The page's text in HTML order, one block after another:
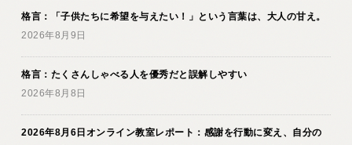
格言：「子供たちに希望を与えたい！」という言葉は、大人の甘え。
2026年8月9日
格言：たくさんしゃべる人を優秀だと誤解しやすい
2026年8月8日
2026年8月6日オンライン教室レポート：感謝を行動に変え、自分の